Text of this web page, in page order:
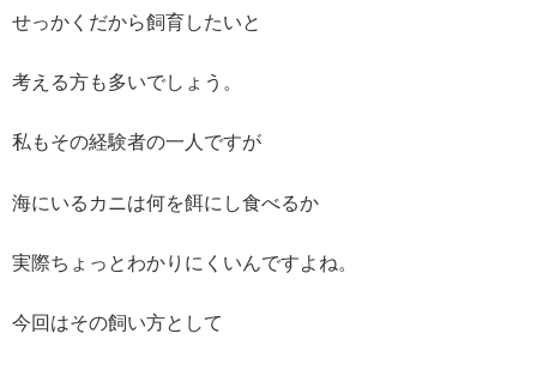
せっかくだから飼育したいと
考える方も多いでしょう。
私もその経験者の一人ですが
海にいるカニは何を餌にし食べるか
実際ちょっとわかりにくいんですよね。
今回はその飼い方として